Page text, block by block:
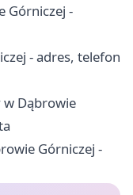
Górniczej -
- adres, telefon
Dąbrowie
Górniczej -